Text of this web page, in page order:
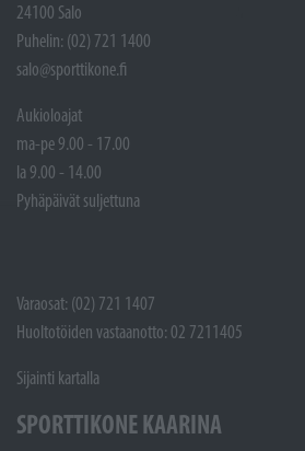
24100 Salo
Puhelin: (02) 721 1400
salo@sporttikone.fi
Aukioloajat
ma-pe 9.00 - 17.00
la 9.00 - 14.00
Pyhäpäivät suljettuna
Varaosat: (02) 721 1407
Huoltotöiden vastaanotto: 02 7211405
Sijainti kartalla
SPORTTIKONE KAARINA